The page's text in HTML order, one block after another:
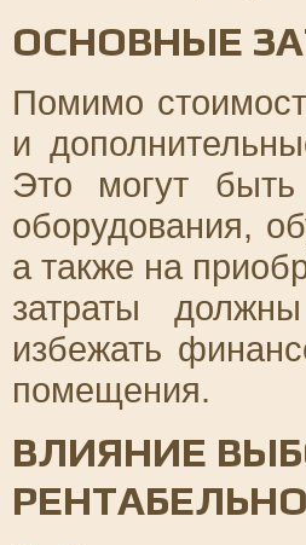
ОСНОВНЫЕ
Помимо
и
Это могут быть
оборудования,
а также на
затраты
избежать
помещения.
ВЛИЯНИЕ